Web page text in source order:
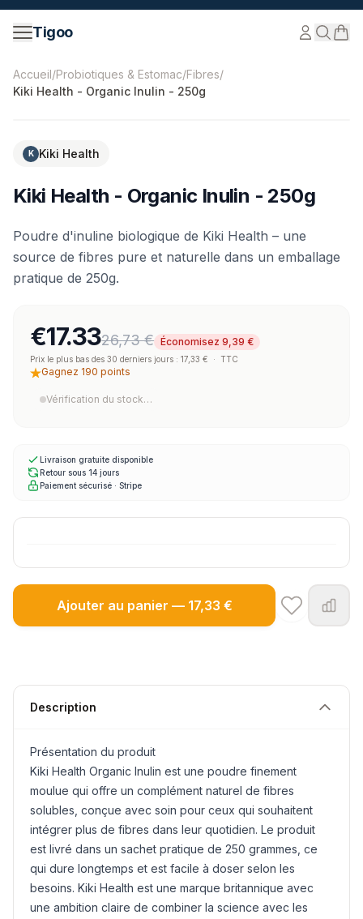
Passer au contenu
Tigoo
©2026Nutri Nordic AB.Tous droits réservés.
Accueil/Probiotiques & Estomac/Fibres/
Kiki Health - Organic Inulin - 250g
K Kiki Health
Kiki Health - Organic Inulin - 250g
Poudre d'inuline biologique de Kiki Health – une
source de fibres pure et naturelle dans un emballage
pratique de 250g.
€17.3326,73 € Économisez 9,39 €
Prix le plus bas des 30 derniers jours : 17,33 € · TTC
Gagnez 190 points
Vérification du stock…
Livraison gratuite disponible
Retour sous 14 jours
Paiement sécurisé · Stripe
Ajouter au panier — 17,33 €
Description
Présentation du produit
Kiki Health Organic Inulin est une poudre finement
moulue qui offre un complément naturel de fibres
solubles, conçue avec soin pour ceux qui souhaitent
intégrer plus de fibres dans leur quotidien. Le produit
est livré dans un sachet pratique de 250 grammes, ce
qui dure longtemps et est facile à doser selon les
besoins. Kiki Health est une marque britannique avec
une ambition claire de combiner la science avec les